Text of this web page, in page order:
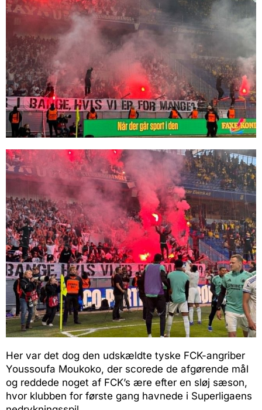
Her var det dog den udskældte tyske FCK-angriber
Youssoufa Moukoko, der scorede de afgørende mål
og reddede noget af FCK’s ære efter en sløj sæson,
hvor klubben for første gang havnede i Superligaens